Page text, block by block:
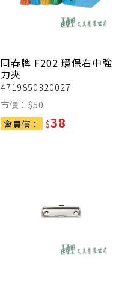
同春牌 F202 環保右中強
力夾
4719850320027
市價：$50
會員價：
$38